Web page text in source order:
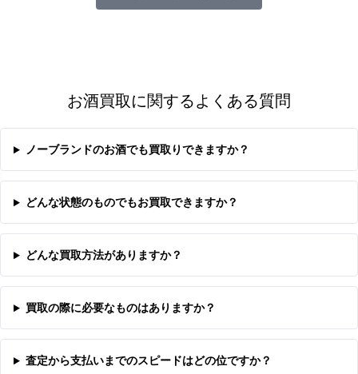
お酒買取に関するよくある質問
ノーブランドのお酒でも買取りできますか？
どんな状態のものでもお買取できますか？
どんな買取方法がありますか？
買取の際に必要なものはありますか？
査定から支払いまでのスピードはどの位ですか？